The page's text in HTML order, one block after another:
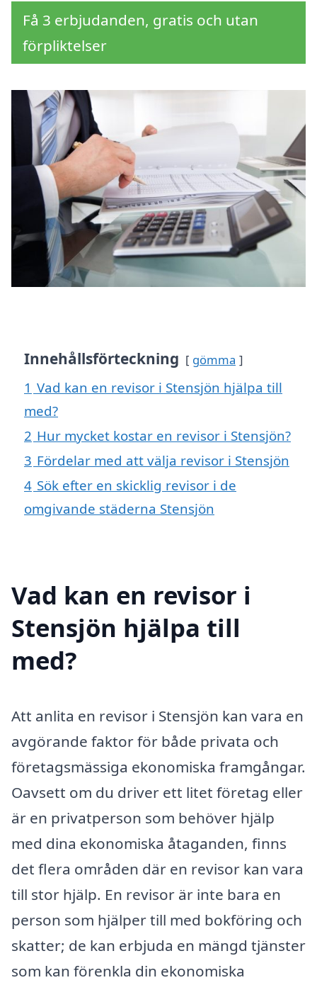
Få 3 erbjudanden, gratis och utan
förpliktelser
Innehållsförteckning gömma
1 Vad kan en revisor i Stensjön hjälpa till
med?
2 Hur mycket kostar en revisor i Stensjön?
3 Fördelar med att välja revisor i Stensjön
4 Sök efter en skicklig revisor i de
omgivande städerna Stensjön
Vad kan en revisor i
Stensjön hjälpa till
med?
Att anlita en revisor i Stensjön kan vara en
avgörande faktor för både privata och
företagsmässiga ekonomiska framgångar.
Oavsett om du driver ett litet företag eller
är en privatperson som behöver hjälp
med dina ekonomiska åtaganden, finns
det flera områden där en revisor kan vara
till stor hjälp. En revisor är inte bara en
person som hjälper till med bokföring och
skatter; de kan erbjuda en mängd tjänster
som kan förenkla din ekonomiska